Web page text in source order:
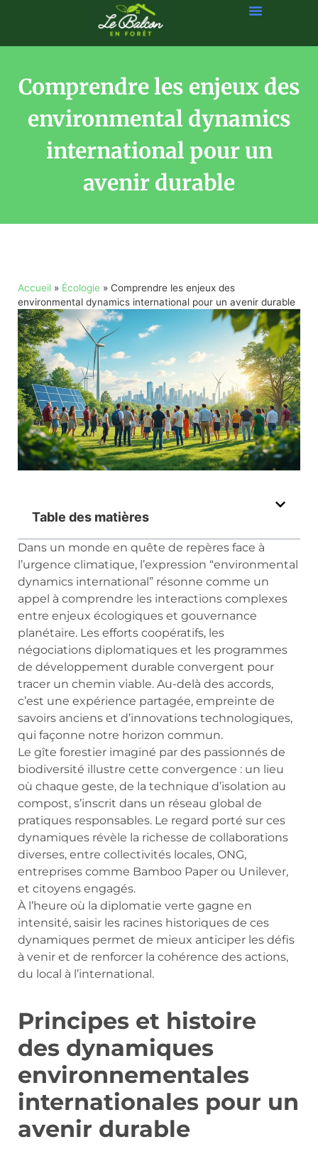
Comprendre les enjeux des
environmental dynamics
international pour un
avenir durable
Accueil » Écologie » Comprendre les enjeux des
environmental dynamics international pour un avenir durable
Table des matières
Dans un monde en quête de repères face à
l’urgence climatique, l’expression “environmental
dynamics international” résonne comme un
appel à comprendre les interactions complexes
entre enjeux écologiques et gouvernance
planétaire. Les efforts coopératifs, les
négociations diplomatiques et les programmes
de développement durable convergent pour
tracer un chemin viable. Au-delà des accords,
c’est une expérience partagée, empreinte de
savoirs anciens et d’innovations technologiques,
qui façonne notre horizon commun.
Le gîte forestier imaginé par des passionnés de
biodiversité illustre cette convergence : un lieu
où chaque geste, de la technique d’isolation au
compost, s’inscrit dans un réseau global de
pratiques responsables. Le regard porté sur ces
dynamiques révèle la richesse de collaborations
diverses, entre collectivités locales, ONG,
entreprises comme Bamboo Paper ou Unilever,
et citoyens engagés.
À l’heure où la diplomatie verte gagne en
intensité, saisir les racines historiques de ces
dynamiques permet de mieux anticiper les défis
à venir et de renforcer la cohérence des actions,
du local à l’international.
Principes et histoire
des dynamiques
environnementales
internationales pour un
avenir durable